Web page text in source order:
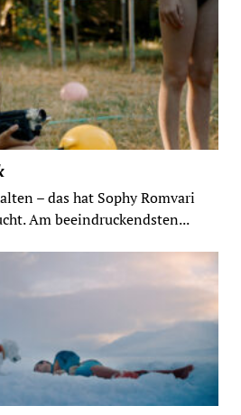
– das hat Sophy Romvari
Am beeindruckendsten...